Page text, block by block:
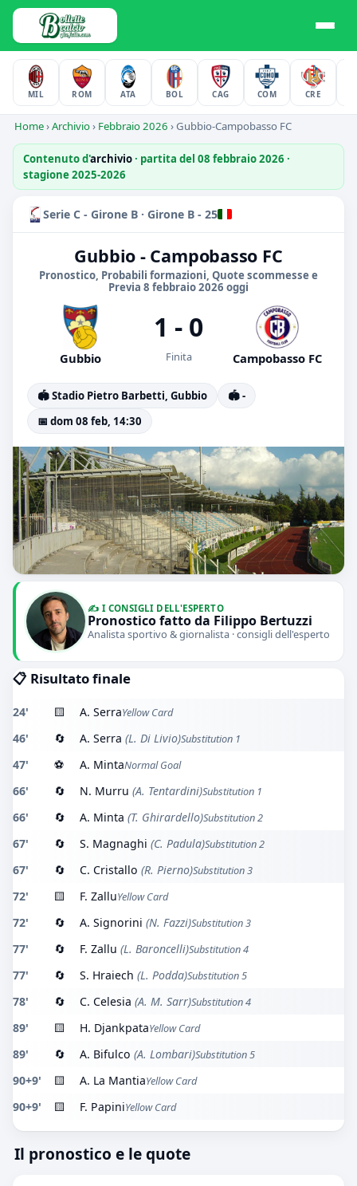
MIL ROM ATA BOL CAG COM CRE
Home›Archivio› Febbraio 2026 ›Gubbio-Campobasso FC
Contenuto d'archivio· partita del 08 febbraio 2026 ·
stagione 2025-2026
Serie C - Girone B · Girone B - 25
Gubbio - Campobasso FC
Pronostico, Probabili formazioni, Quote scommesse e
Previa 8 febbraio 2026 oggi
Gubbio
1 - 0
Finita Campobasso FC
🏟️ Stadio Pietro Barbetti, Gubbio
🏟️ -
📅 dom 08 feb, 14:30
✍️ I CONSIGLI DELL'ESPERTO
Pronostico fatto da Filippo Bertuzzi
Analista sportivo & giornalista · consigli dell'esperto
📋 Risultato finale
24' 🟨 A. SerraYellow Card
46' 🔄 A. Serra (L. Di Livio)Substitution 1
47' ⚽ A. MintaNormal Goal
66' 🔄 N. Murru (A. Tentardini)Substitution 1
66' 🔄 A. Minta (T. Ghirardello)Substitution 2
67' 🔄 S. Magnaghi (C. Padula)Substitution 2
67' 🔄 C. Cristallo (R. Pierno)Substitution 3
72' 🟨 F. ZalluYellow Card
72' 🔄 A. Signorini (N. Fazzi)Substitution 3
77' 🔄 F. Zallu (L. Baroncelli)Substitution 4
77' 🔄 S. Hraiech (L. Podda)Substitution 5
78' 🔄 C. Celesia (A. M. Sarr)Substitution 4
89' 🟨 H. DjankpataYellow Card
89' 🔄 A. Bifulco (A. Lombari)Substitution 5
90+9' 🟨 A. La MantiaYellow Card
90+9' 🟨 F. PapiniYellow Card
Il pronostico e le quote